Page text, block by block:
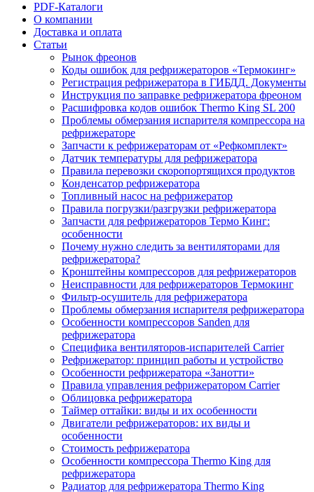
PDF-Каталоги
О компании
Доставка и оплата
Статьи
Рынок фреонов
Коды ошибок для рефрижераторов «Термокинг»
Регистрация рефрижератора в ГИБДД. Документы
Инструкция по заправке рефрижератора фреоном
Расшифровка кодов ошибок Thermo King SL 200
Проблемы обмерзания испарителя компрессора на
рефрижераторе
Запчасти к рефрижераторам от «Рефкомплект»
Датчик температуры для рефрижератора
Правила перевозки скоропортящихся продуктов
Конденсатор рефрижератора
Топливный насос на рефрижератор
Правила погрузки/разгрузки рефрижератора
Запчасти для рефрижераторов Термо Кинг:
особенности
Почему нужно следить за вентиляторами для
рефрижератора?
Кронштейны компрессоров для рефрижераторов
Неисправности для рефрижераторов Термокинг
Фильтр-осушитель для рефрижератора
Проблемы обмерзания испарителя рефрижератора
Особенности компрессоров Sanden для
рефрижератора
Специфика вентиляторов-испарителей Carrier
Рефрижератор: принцип работы и устройство
Особенности рефрижератора «Занотти»
Правила управления рефрижератором Carrier
Облицовка рефрижератора
Таймер оттайки: виды и их особенности
Двигатели рефрижераторов: их виды и
особенности
Стоимость рефрижератора
Особенности компрессора Thermo King для
рефрижератора
Радиатор для рефрижератора Thermo King